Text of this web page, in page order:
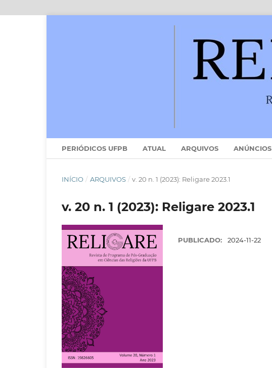
PERIÓDICOS UFPB ATUAL ARQUIVOS ANÚNCIOS
INÍCIO / ARQUIVOS / v. 20 n. 1 (2023): Religare 2023.1
v. 20 n. 1 (2023): Religare 2023.1
PUBLICADO: 2024-11-22